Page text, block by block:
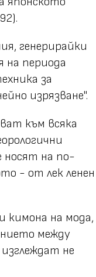
генерирайки
на периода
за
изрязване".
към всяка
носят на по-
- от лек ленен
кимона на мода,
между
не